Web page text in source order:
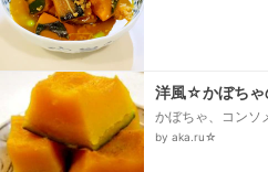
洋風☆かぼちゃ
かぼちゃ、コンソ
by aka.ru☆